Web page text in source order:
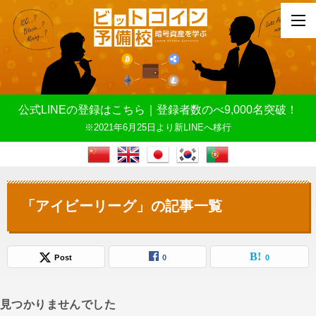
公式LINEの登録はこちら｜登録者数のべ9,000名突破！
※2021年6月25日より新LINEへ移行
「アイビーリーグ」の記事一覧
Post 0 0
見つかりませんでした